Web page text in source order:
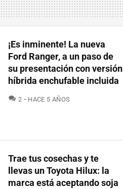
¡Es inminente! La nueva
Ford Ranger, a un paso de
su presentación con versión
híbrida enchufable incluida
2 COMENTARIOS
HACE 5 AÑOS
Trae tus cosechas y te
llevas un Toyota Hilux: la
marca está aceptando soja